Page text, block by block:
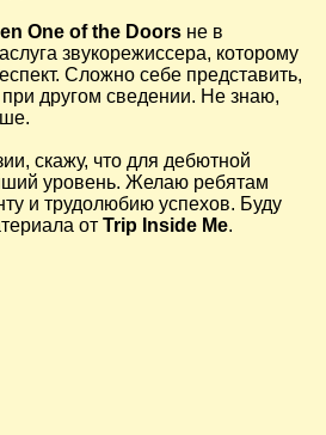
One of the Doors не в
звукорежиссера, которому
Сложно себе представить,
другом сведении. Не знаю,
скажу, что для дебютной
уровень. Желаю ребятам
и трудолюбию успехов. Буду
от Trip Inside Me.